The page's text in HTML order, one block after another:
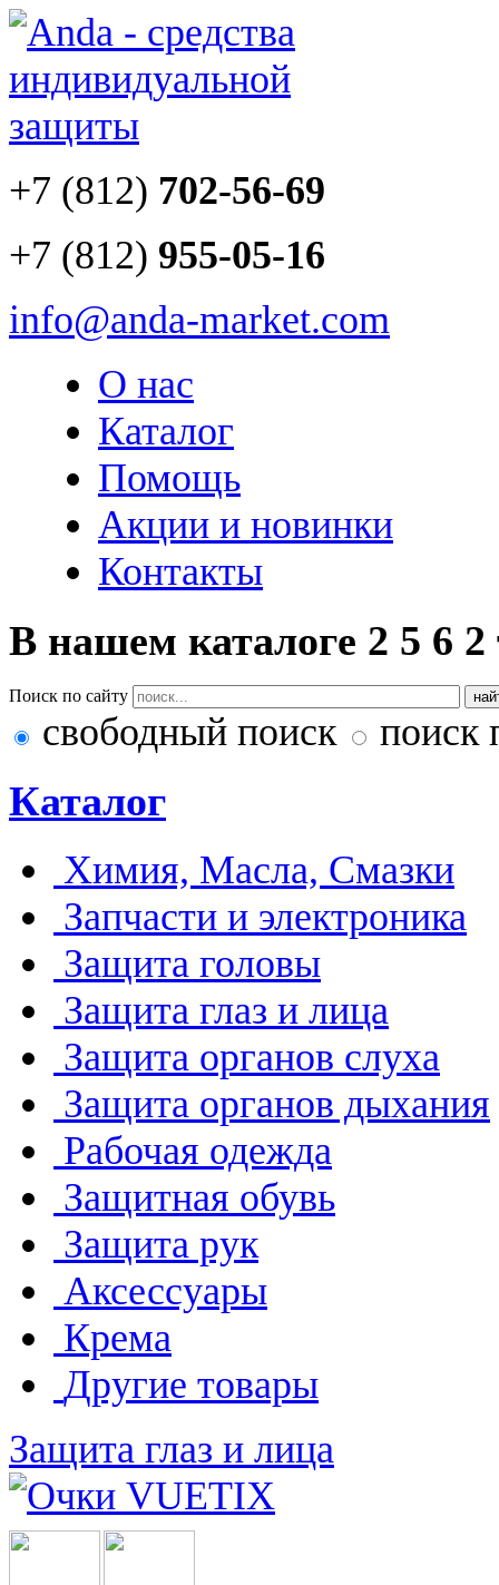
+7 (812) 702-56-69
+7 (812) 955-05-16
info@anda-market.com
О нас
Каталог
Помощь
Акции и новинки
Контакты
В нашем каталоге 2 5 6 2
Поиск по сайту
свободный поиск поиск
Каталог
Химия, Масла, Смазки
Запчасти и электроника
Защита головы
Защита глаз и лица
Защита органов слуха
Защита органов дыхания
Рабочая одежда
Защитная обувь
Защита рук
Аксессуары
Крема
Другие товары
Защита глаз и лица